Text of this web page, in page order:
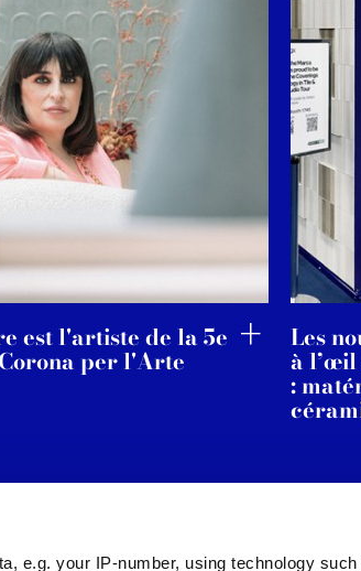
e.g. your IP-number, using technology such
est l'artiste de la 5e
per l'Arte
Les
à l’œil
: